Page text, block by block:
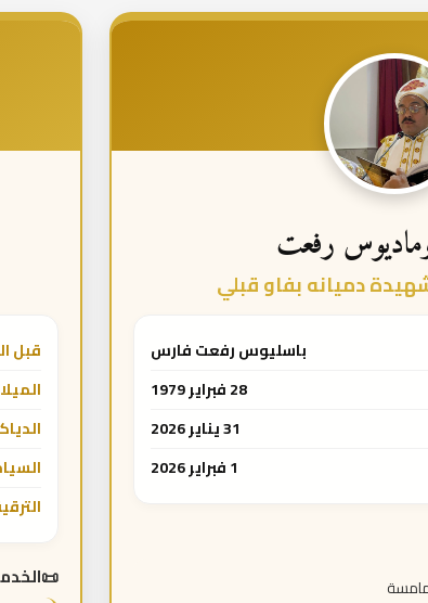
رفعت
دميانه بفاو قبلي
باسليوس رفعت فارس
28 فبراير 1979
31 يناير 2026
1 فبراير 2026
قبل